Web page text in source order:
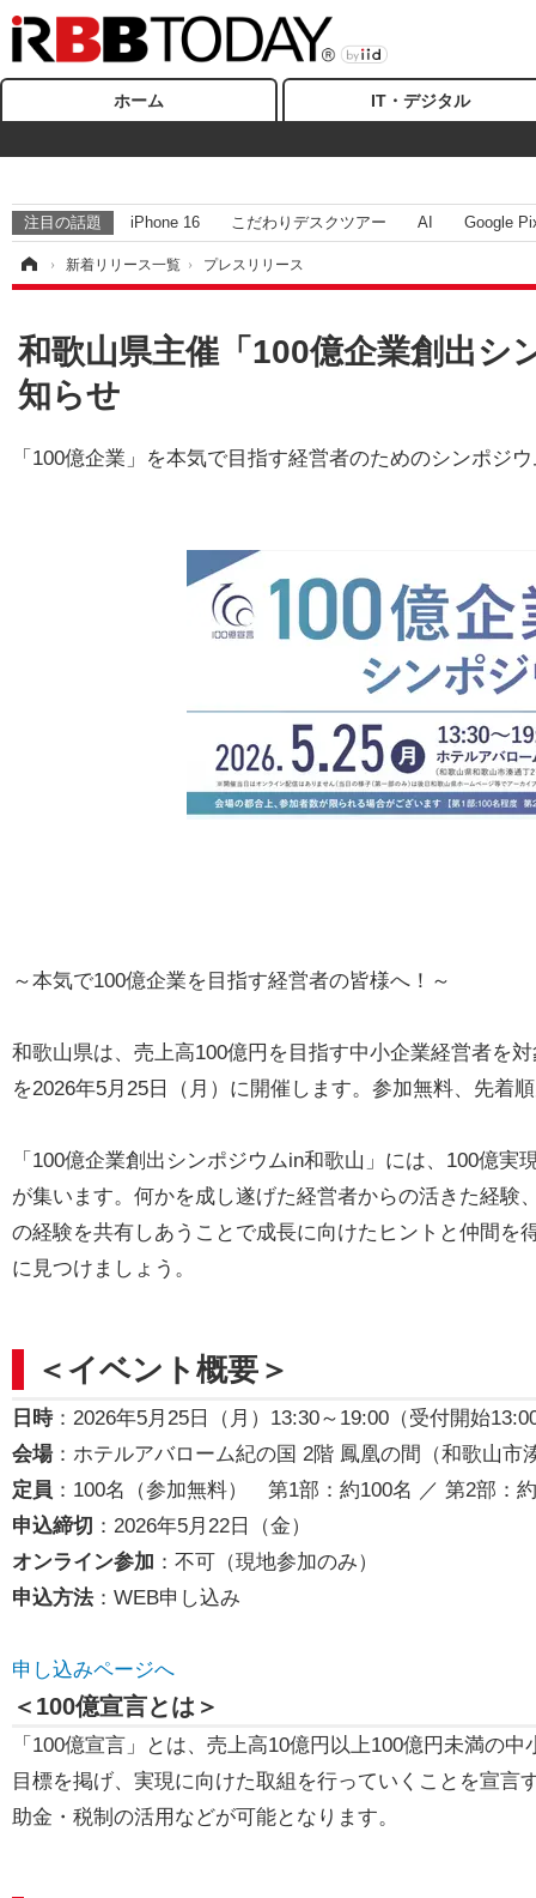
ホーム IT・デジタル
注目の話題 iPhone 16 こだわりデスクツアー AI Google
› 新着リリース一覧 › プレスリリース
和歌山県主催「100億企業創出シ
知らせ
「100億企業」を本気で目指す経営者のためのシンポジ
～本気で100億企業を目指す経営者の皆様へ！～
和歌山県は、売上高100億円を目指す中小企業経営者を
を2026年5月25日（月）に開催します。参加無料、先着
「100億企業創出シンポジウムin和歌山」には、100億
が集います。何かを成し遂げた経営者からの活きた経
の経験を共有しあうことで成長に向けたヒントと仲間を
に見つけましょう。
＜イベント概要＞
日時：2026年5月25日（月）13:30～19:00（受付開始
会場：ホテルアバローム紀の国 2階 鳳凰の間（和歌山市
定員 ：100名（参加無料） 第1部：約100名 ／ 第2部：
申込締切 ：2026年5月22日（金）
オンライン参加 ：不可（現地参加のみ）
申込方法 ：WEB申し込み
申し込みページへ
＜100億宣言とは＞
「100億宣言」とは、売上高10億円以上100億円未満の
目標を掲げ、実現に向けた取組を行っていくことを宣
助金・税制の活用などが可能となります。